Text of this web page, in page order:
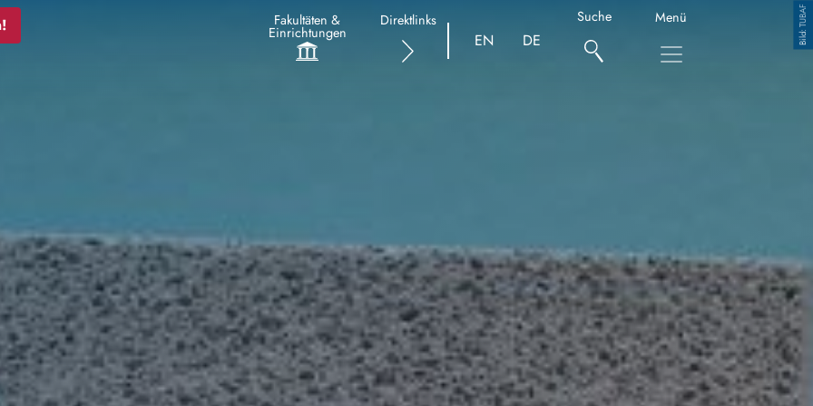
Fakultäten &
Einrichtungen
Direktlinks
EN DE
Suche Menü Copyright
TUBAF